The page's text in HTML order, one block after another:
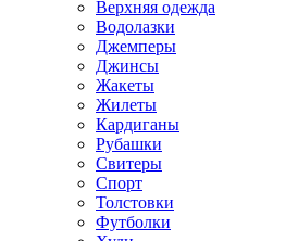
Верхняя одежда
Водолазки
Джемперы
Джинсы
Жакеты
Жилеты
Кардиганы
Рубашки
Свитеры
Спорт
Толстовки
Футболки